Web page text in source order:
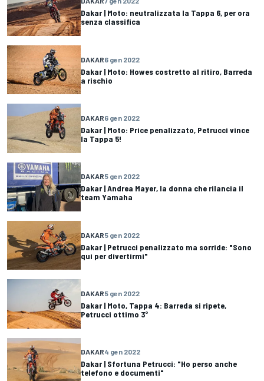
Dakar | Moto: neutralizzata la Tappa 6, per ora
senza classifica
DAKAR6 gen 2022
Dakar | Moto: Howes costretto al ritiro, Barreda
a rischio
DAKAR6 gen 2022
Dakar | Moto: Price penalizzato, Petrucci vince
la Tappa 5!
DAKAR5 gen 2022
Dakar | Andrea Mayer, la donna che rilancia il
team Yamaha
DAKAR5 gen 2022
Dakar | Petrucci penalizzato ma sorride: "Sono
qui per divertirmi"
DAKAR5 gen 2022
Dakar | Moto, Tappa 4: Barreda si ripete,
Petrucci ottimo 3°
DAKAR4 gen 2022
Dakar | Sfortuna Petrucci: "Ho perso anche
telefono e documenti"